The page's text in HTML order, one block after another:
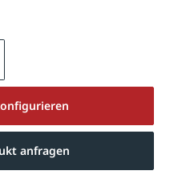
den
anfragen